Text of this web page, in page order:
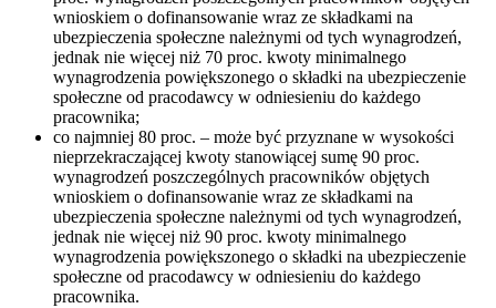
wnioskiem o dofinansowanie wraz ze składkami na
ubezpieczenia społeczne należnymi od tych wynagrodzeń,
jednak nie więcej niż 70 proc. kwoty minimalnego
wynagrodzenia powiększonego o składki na ubezpieczenie
społeczne od pracodawcy w odniesieniu do każdego
pracownika;
co najmniej 80 proc. – może być przyznane w wysokości
nieprzekraczającej kwoty stanowiącej sumę 90 proc.
wynagrodzeń poszczególnych pracowników objętych
wnioskiem o dofinansowanie wraz ze składkami na
ubezpieczenia społeczne należnymi od tych wynagrodzeń,
jednak nie więcej niż 90 proc. kwoty minimalnego
wynagrodzenia powiększonego o składki na ubezpieczenie
społeczne od pracodawcy w odniesieniu do każdego
pracownika.